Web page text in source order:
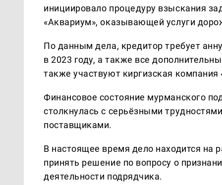
инициировало процедуру взыскания
«Аквариум», оказывающей услуги
По данным дела, кредитор требует
в 2023 году, а также все
также участвуют киргизская
Финансовое состояние мурманского
столкнулась с серьёзными
поставщиками.
В настоящее время дело находится на
принять решение по вопросу о
деятельности подрядчика.